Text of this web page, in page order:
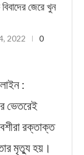
জেরে খুন
2022
0
:
ভেতরেই
রক্তাক্ত
মৃত্যু হয়।